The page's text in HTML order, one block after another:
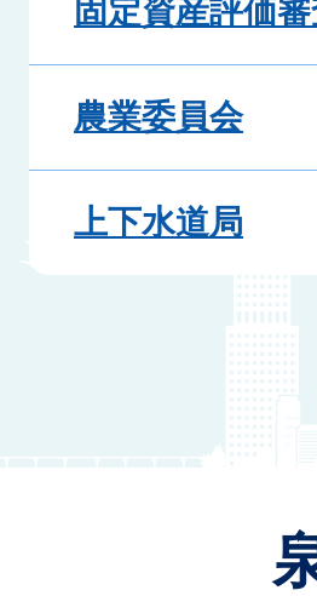
固定資産評価
農業委員会
上下水道局